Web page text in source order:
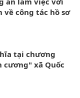
về công tác hồ sơ
tại chương
xã Quốc